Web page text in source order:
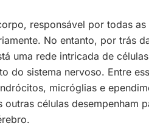
responsável por todas
No entanto, por trás
uma rede intricada de
do sistema nervoso. Entre
micróglias e
células desempenham